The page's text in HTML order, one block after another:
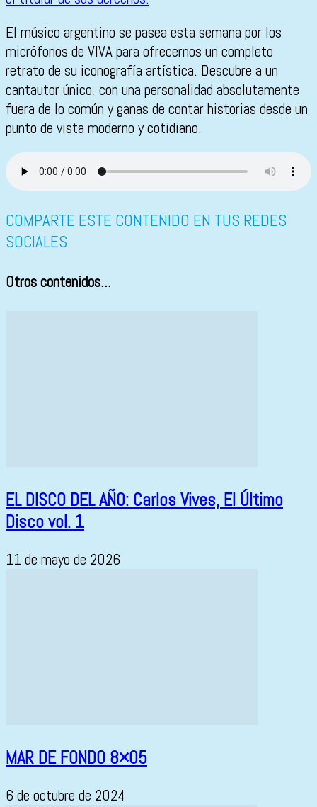
El músico argentino se pasea esta semana por los
micrófonos de VIVA para ofrecernos un completo
retrato de su iconografía artística. Descubre a un
cantautor único, con una personalidad absolutamente
fuera de lo común y ganas de contar historias desde un
punto de vista moderno y cotidiano.
COMPARTE ESTE CONTENIDO EN TUS REDES
SOCIALES
Otros contenidos...
EL DISCO DEL AÑO: Carlos Vives, El Último
Disco vol. 1
11 de mayo de 2026
MAR DE FONDO 8×05
6 de octubre de 2024